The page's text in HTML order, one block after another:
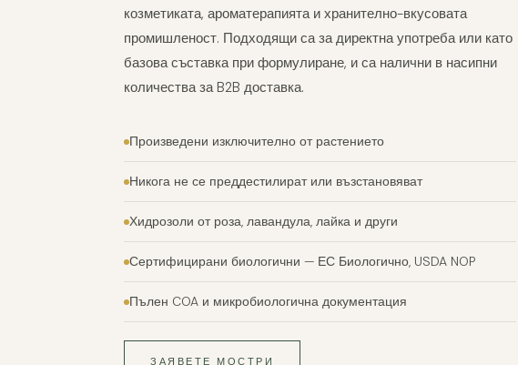
козметиката, ароматерапията и хранително-вкусовата
промишленост. Подходящи са за директна употреба или като
базова съставка при формулиране, и са налични в насипни
количества за B2B доставка.
Произведени изключително от растението
Никога не се преддестилират или възстановяват
Хидрозоли от роза, лавандула, лайка и други
Сертифицирани биологични — ЕС Биологично, USDA NOP
Пълен COA и микробиологична документация
ЗАЯВЕТЕ МОСТРИ